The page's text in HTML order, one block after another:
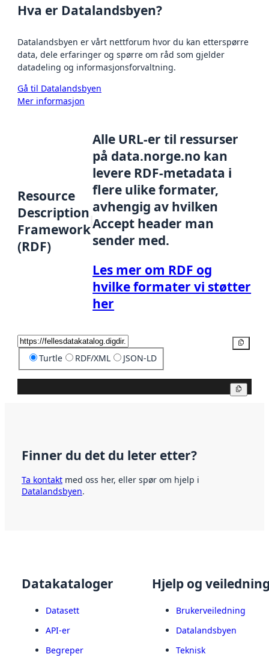
Hva er Datalandsbyen?
Datalandsbyen er vårt nettforum hvor du kan etterspørre
data, dele erfaringer og spørre om råd som gjelder
datadeling og informasjonsforvaltning.
Gå til Datalandsbyen
Mer informasjon
Resource
Description
Framework
(RDF)
Alle URL-er til ressurser
på data.norge.no kan
levere RDF-metadata i
flere ulike formater,
avhengig av hvilken
Accept header man
sender med.
Les mer om RDF og
hvilke formater vi støtter
her
Turtle RDF/XML JSON-LD
Finner du det du leter etter?
Ta kontakt med oss her, eller spør om hjelp i
Datalandsbyen.
Datakataloger
Datasett
API-er
Begreper
Hjelp og
Brukerveiledning
Datalandsbyen
Teknisk